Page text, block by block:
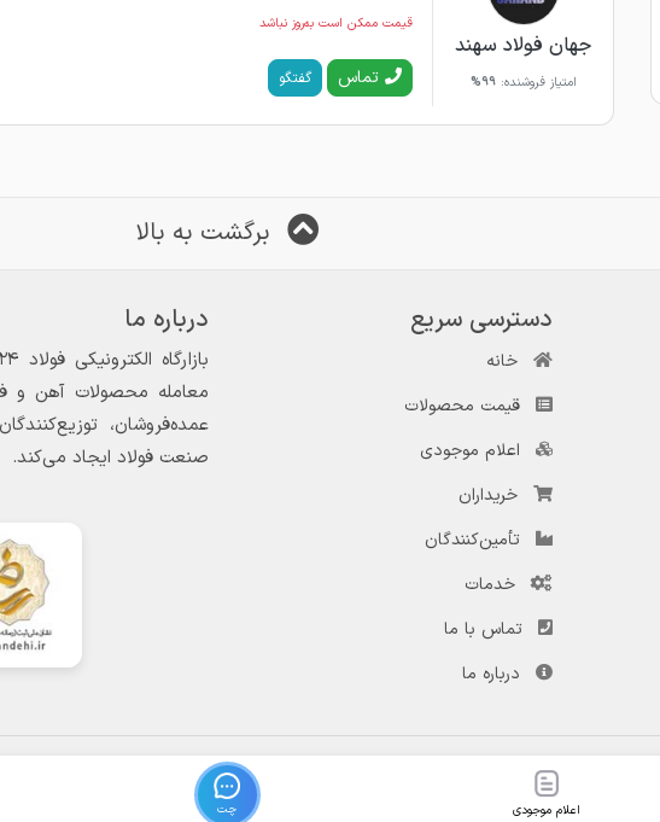
جهان فولاد سهند
امتیاز فروشنده:99%
قیمت ممکن است به‌روز نباشد
تماس گفتگو
برگشت به بالا
دسترسی سریع
خانه
قیمت محصولات
اعلام موجودی
خریداران
تأمین‌کنندگان
خدمات
تماس با ما
درباره ما
درباره ما
معامله محصولات آهن و
عمده‌فروشان،
صنعت فولاد ایجاد می‌کند.
سامانه فولاد ۲۴ است.
اعلام موجودی چت